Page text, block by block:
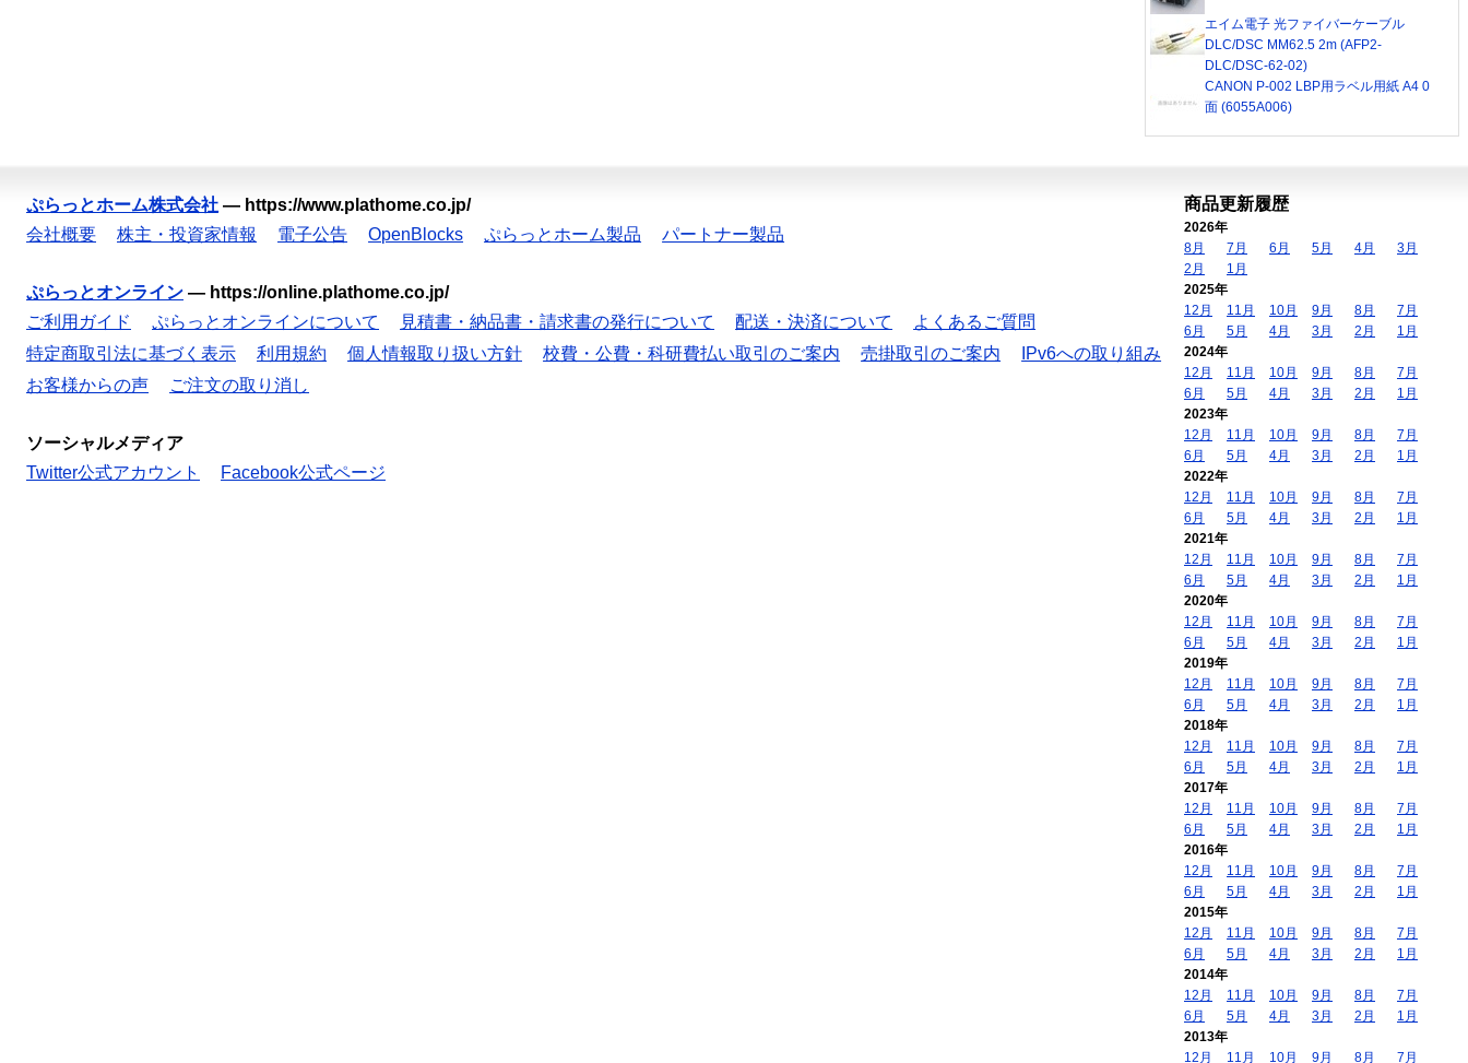
エイム電子 光ファイバーケーブル
DLC/DSC MM62.5 2m (AFP2-
DLC/DSC-62-02)
CANON P-002 LBP用ラベル用紙 A4 0
面 (6055A006)
ぷらっとホーム株式会社 — https://www.plathome.co.jp/
会社概要
株主・投資家情報 電子公告 OpenBlocks ぷらっとホーム製品 パートナー製品
ぷらっとオンライン — https://online.plathome.co.jp/
ご利用ガイド
ぷらっとオンラインについて 見積書・納品書・請求書の発行について 配送・決済について
よくあるご質問
特定商取引法に基づく表示
利用規約 個人情報取り扱い方針 校費・公費・科研費払い取引のご案内 売掛取引のご案内
IPv6への取り組み
お客様からの声
ご注文の取り消し
ソーシャルメディア
Twitter公式アカウント
Facebook公式ページ
商品更新履歴
2026年
8月
7月 6月 5月 4月
3月
2月
1月
2025年
12月
11月 10月 9月 8月
7月
6月
5月 4月 3月 2月
1月
2024年
12月
11月 10月 9月 8月
7月
6月
5月 4月 3月 2月
1月
2023年
12月
11月 10月 9月 8月
7月
6月
5月 4月 3月 2月
1月
2022年
12月
11月 10月 9月 8月
7月
6月
5月 4月 3月 2月
1月
2021年
12月
11月 10月 9月 8月
7月
6月
5月 4月 3月 2月
1月
2020年
12月
11月 10月 9月 8月
7月
6月
5月 4月 3月 2月
1月
2019年
12月
11月 10月 9月 8月
7月
6月
5月 4月 3月 2月
1月
2018年
12月
11月 10月 9月 8月
7月
6月
5月 4月 3月 2月
1月
2017年
12月
11月 10月 9月 8月
7月
6月
5月 4月 3月 2月
1月
2016年
12月
11月 10月 9月 8月
7月
6月
5月 4月 3月 2月
1月
2015年
12月
11月 10月 9月 8月
7月
6月
5月 4月 3月 2月
1月
2014年
12月
11月 10月 9月 8月
7月
6月
5月 4月 3月 2月
1月
2013年
12月
11月 10月 9月 8月 7月